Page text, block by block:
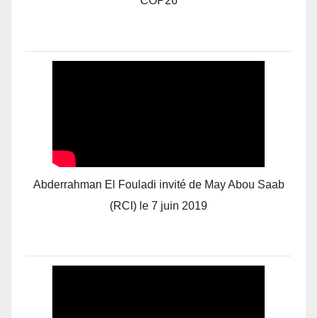
Abderrahman El Fouladi invité de May Abou Saab
(RCI) le 7 juin 2019